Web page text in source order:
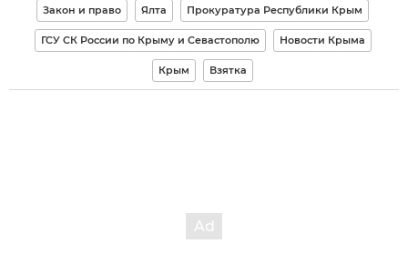
Закон и право Ялта Прокуратура Республики Крым
ГСУ СК России по Крыму и Севастополю Новости Крыма
Крым Взятка